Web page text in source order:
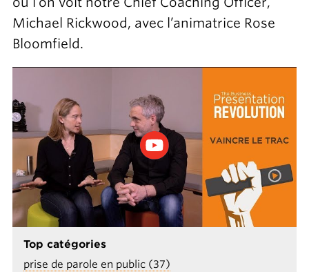
Michael Rickwood, avec l’animatrice Rose
Bloomfield.
Top catégories
prise de parole en public (37)